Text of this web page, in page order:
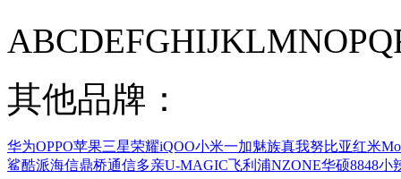
ABCDEFGHIJKLMNOPQ
其他品牌：
华为OPPO苹果三星荣耀iQOO小米一加魅族真我努比亚红米
鲨酷派海信鼎桥通信多亲U-MAGIC飞利浦NZONE华硕8848小